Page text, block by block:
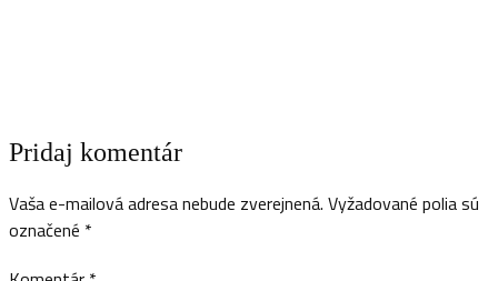
Pridaj komentár
Vaša e-mailová adresa nebude zverejnená. Vyžadované polia sú
označené *